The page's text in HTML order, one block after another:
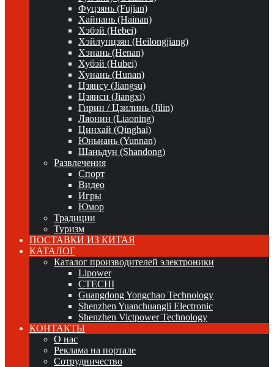
Фуцзянь (Fujian)
Хайнань (Hainan)
Хэбэй (Hebei)
Хэйлунцзян (Heilongjiang)
Хэнань (Henan)
Хубэй (Hubei)
Хунань (Hunan)
Цзянсу (Jiangsu)
Цзянси (Jiangxi)
Гирин / Цзилинь (Jilin)
Ляонин (Liaoning)
Цинхай (Qinghai)
Юньнань (Yunnan)
Шаньдун (Shandong)
Развлечения
Спорт
Видео
Игры
Юмор
Традиции
Туризм
ПОСТАВКИ ИЗ КИТАЯ
КАТАЛОГ
Каталог производителей электроники
Lipower
CTECHI
Guangdong Yongchao Technology
Shenzhen Yuanchuangli Electronic
Shenzhen Victpower Technology
КОНТАКТЫ
О нас
Реклама на портале
Сотрудничество